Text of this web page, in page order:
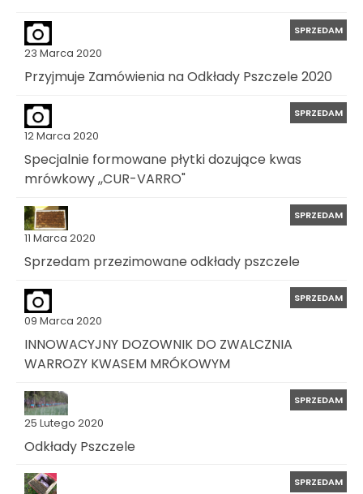
23 Marca 2020
SPRZEDAM
Przyjmuje Zamówienia na Odkłady Pszczele 2020
12 Marca 2020
SPRZEDAM
Specjalnie formowane płytki dozujące kwas
mrówkowy ,,CUR-VARRO"
11 Marca 2020
SPRZEDAM
Sprzedam przezimowane odkłady pszczele
09 Marca 2020
SPRZEDAM
INNOWACYJNY DOZOWNIK DO ZWALCZNIA
WARROZY KWASEM MRÓKOWYM
25 Lutego 2020
SPRZEDAM
Odkłady Pszczele
SPRZEDAM